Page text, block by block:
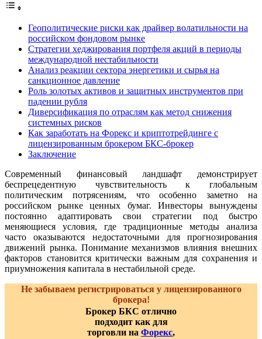
Геополитические риски как драйвер волатильности на
российском фондовом рынке
Стратегии хеджирования портфеля акций в периоды
международной нестабильности
Анализ реакции сектора энергетики и сырья на
санкционное давление
Роль золотых активов и защитных инструментов при
падении рубля
Диверсификация по отраслям как метод снижения
системных рисков
Как заработать на Форекс и криптотрейдинге с
лицензированным брокером БКС-брокер
Заключение
Современный финансовый ландшафт демонстрирует
беспрецедентную чувствительность к глобальным
политическим потрясениям, что особенно заметно на
российском рынке ценных бумаг. Инвесторы вынуждены
постоянно адаптировать свои стратегии под быстро
меняющиеся условия, где традиционные методы анализа
часто оказываются недостаточными для прогнозирования
движений рынка. Понимание механизмов влияния внешних
факторов становится критически важным для сохранения и
приумножения капитала в нестабильной среде.
Не забываем регистрироваться у лицензированного
брокера!
Брокер БКС отлично
подходит как для
торговли на Форекс,